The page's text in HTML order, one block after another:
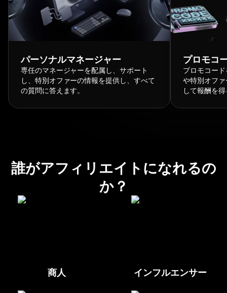
パーソナルマネージャー
専任のマネージャーを配属し、サポート
し、特別オファーの情報を提供し、すべて
の質問に答えます。
プロモコ
プロモコー
や特別オフ
して報酬を
誰がアフィリエイトになれるの
か？
商人 インフルエンサー